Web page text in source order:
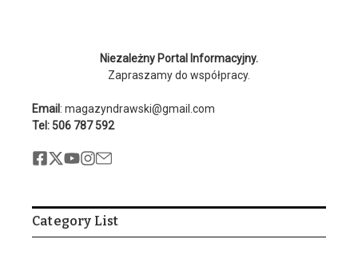
Niezależny Portal Informacyjny.
Zapraszamy do współpracy.
Email : magazyndrawski@gmail.com
Tel: 506 787 592
Category List